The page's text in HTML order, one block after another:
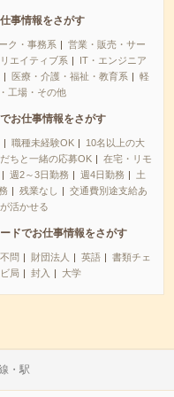
事情報をさがす
ク・事務系
営業・販売・サー
エイティブ系
IT・エンジニア
医療・介護・福祉・教育系
軽
工場・その他
お仕事情報をさがす
職種未経験OK
10名以上の大
ちと一緒の応募OK
在宅・リモ
週2～3日勤務 週4日勤務
土
残業なし
交通費別途支給あ
活かせる
ドでお仕事情報をさがす
問 財団法人 英語
書類チェ
局 封入 大学
・駅